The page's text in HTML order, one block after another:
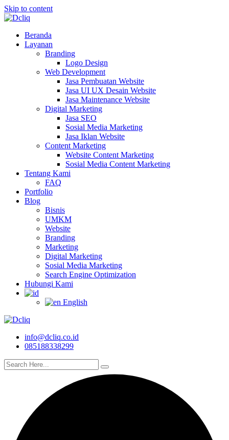
Skip to content
Beranda
Layanan
Branding
Logo Design
Web Development
Jasa Pembuatan Website
Jasa UI UX Desain Website
Jasa Maintenance Website
Digital Marketing
Jasa SEO
Sosial Media Marketing
Jasa Iklan Website
Content Marketing
Website Content Marketing
Sosial Media Content Marketing
Tentang Kami
FAQ
Portfolio
Blog
Bisnis
UMKM
Website
Branding
Marketing
Digital Marketing
Sosial Media Marketing
Search Engine Optimization
Hubungi Kami
English
info@dcliq.co.id
085188338299
search here